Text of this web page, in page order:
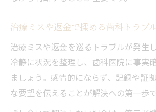
治療ミスや返金で揉める歯科トラブ
治療ミスや返金を巡るトラブルが発生
冷静に状況を整理し、歯科医院に事実
ましょう。感情的にならず、記録や証
な要望を伝えることが解決への第一歩で